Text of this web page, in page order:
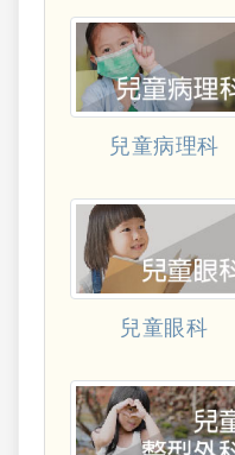
兒童病理科
兒童眼科